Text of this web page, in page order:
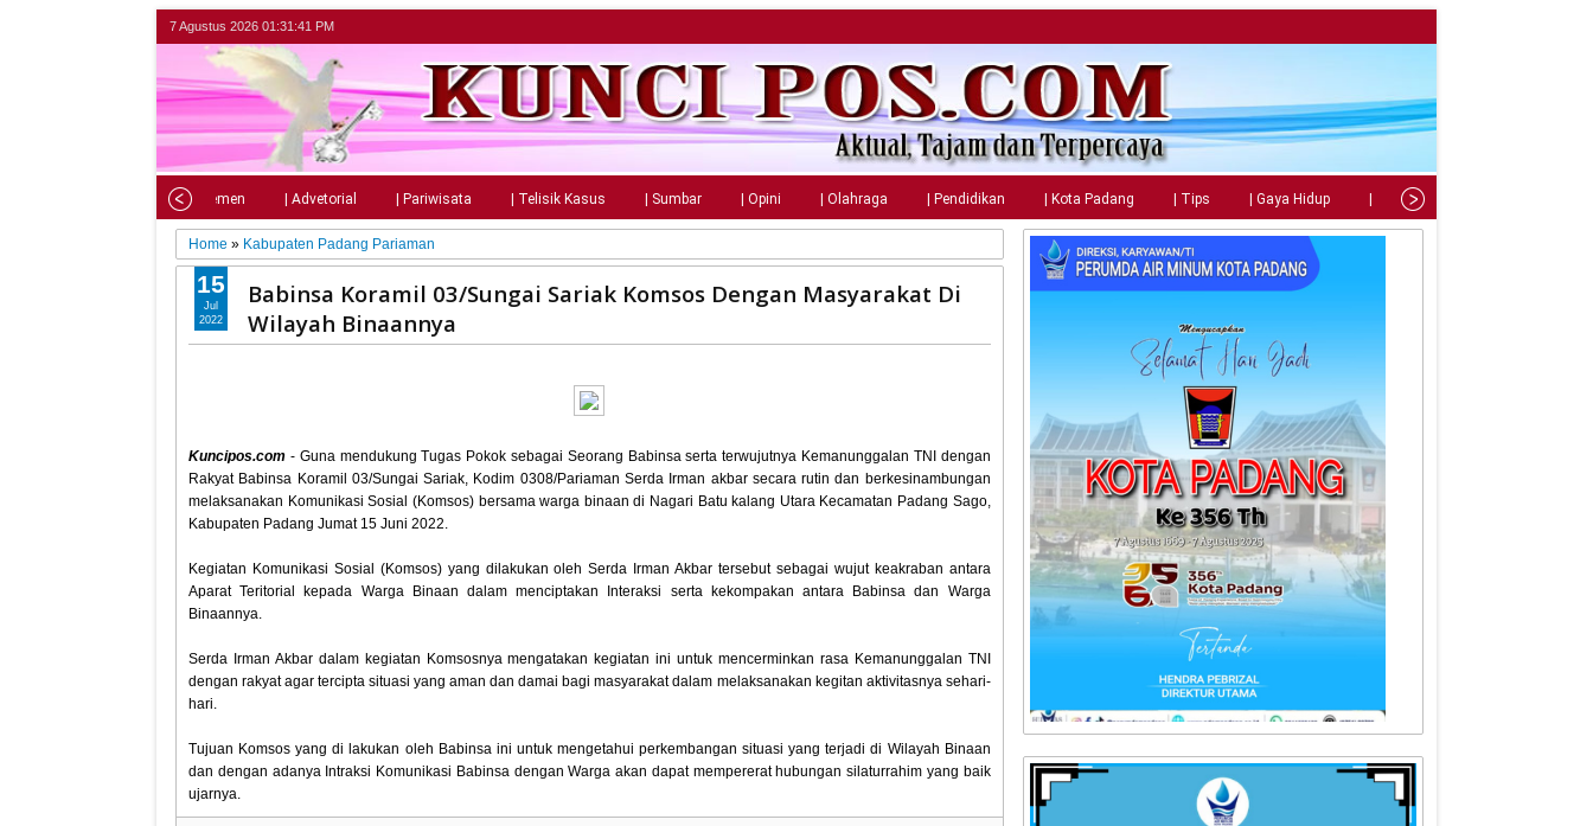
7 Agustus 2026 01:31:42 PM
| Parlemen | Advetorial | Pariwisata | Telisik Kasus | Sumbar | Opini | Olahraga | Pendidikan | Kota Padang | Tips | Gaya Hidup | Teknologi
Home » Kabupaten Padang Pariaman
Babinsa Koramil 03/Sungai Sariak Komsos Dengan Masyarakat Di
Wilayah Binaannya
Kuncipos.com - Guna mendukung Tugas Pokok sebagai Seorang Babinsa serta terwujutnya Kemanunggalan TNI dengan
Rakyat Babinsa Koramil 03/Sungai Sariak, Kodim 0308/Pariaman Serda Irman akbar secara rutin dan berkesinambungan
melaksanakan Komunikasi Sosial (Komsos) bersama warga binaan di Nagari Batu kalang Utara Kecamatan Padang Sago,
Kabupaten Padang Jumat 15 Juni 2022.
Kegiatan Komunikasi Sosial (Komsos) yang dilakukan oleh Serda Irman Akbar tersebut sebagai wujut keakraban antara
Aparat Teritorial kepada Warga Binaan dalam menciptakan Interaksi serta kekompakan antara Babinsa dan Warga
Binaannya.
Serda Irman Akbar dalam kegiatan Komsosnya mengatakan kegiatan ini untuk mencerminkan rasa Kemanunggalan TNI
dengan rakyat agar tercipta situasi yang aman dan damai bagi masyarakat dalam melaksanakan kegitan aktivitasnya sehari-
hari.
Tujuan Komsos yang di lakukan oleh Babinsa ini untuk mengetahui perkembangan situasi yang terjadi di Wilayah Binaan
dan dengan adanya Intraksi Komunikasi Babinsa dengan Warga akan dapat mempererat hubungan silaturrahim yang baik
ujarnya.
15
Jul
2022